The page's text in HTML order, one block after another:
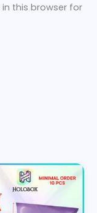
this browser for
This
product
has